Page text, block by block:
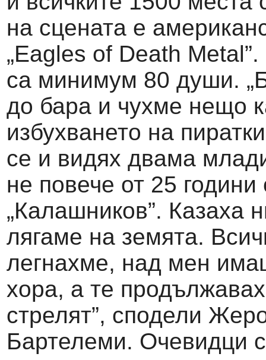
на сцената е
„Eagles of Death
са минимум 80 души.
до бара и чухме нещо
избухването на
се и видях двама
не повече от 25 години
„Калашников”. Казаха
лягаме на земята.
легнахме, над мен
хора, а те
стрелят”, сподели
Бартелеми. Очевидци